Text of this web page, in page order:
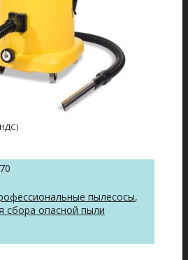
пылесосы,
сбора опасной пыли